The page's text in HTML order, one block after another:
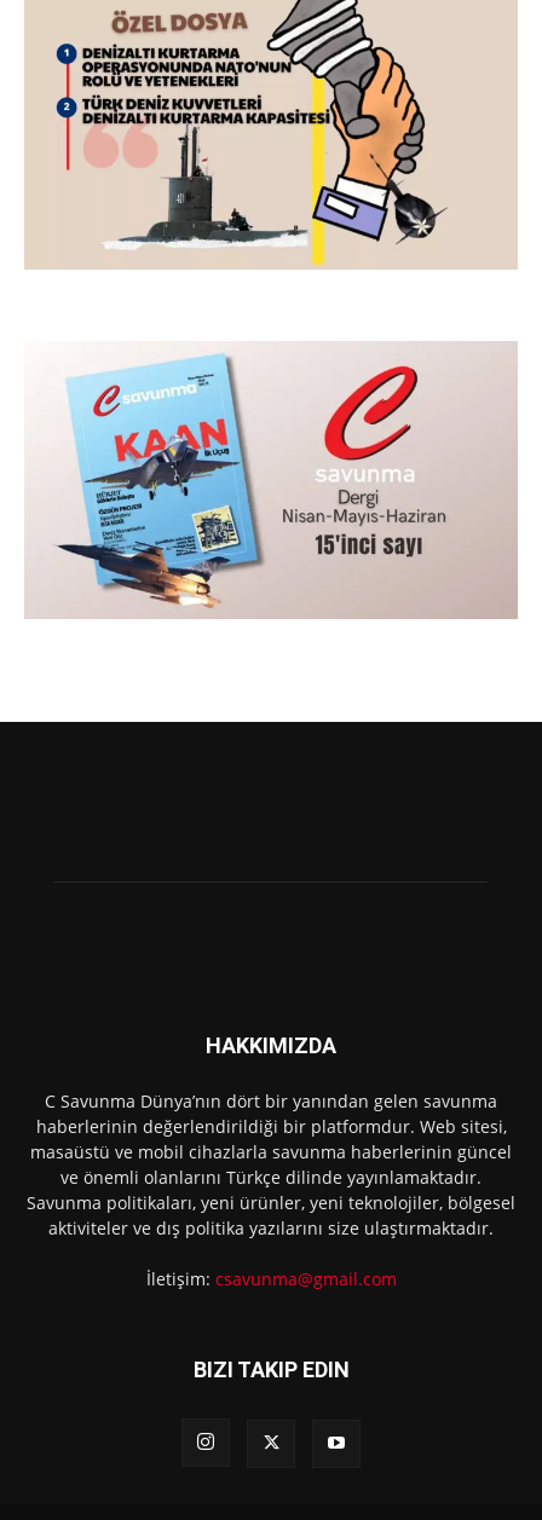
HAKKIMIZDA
C Savunma Dünya’nın dört bir yanından gelen savunma
haberlerinin değerlendirildiği bir platformdur. Web sitesi,
masaüstü ve mobil cihazlarla savunma haberlerinin güncel
ve önemli olanlarını Türkçe dilinde yayınlamaktadır.
Savunma politikaları, yeni ürünler, yeni teknolojiler, bölgesel
aktiviteler ve dış politika yazılarını size ulaştırmaktadır.
İletişim: csavunma@gmail.com
BIZI TAKIP EDIN